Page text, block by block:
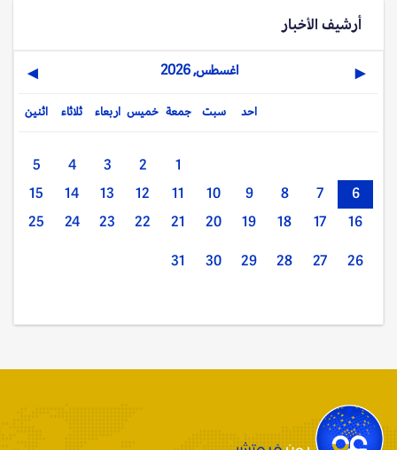
أرشيف الأخبار
◀ اغسطس, 2026 ▶
اثنين ثلاثاء اربعاء خميس جمعة سبت احد
1
2
3
4
5
6
7
8
9
10
11
12
13
14
15
16
17
18
19
20
21
22
23
24
25
26
27
28
29
30
31